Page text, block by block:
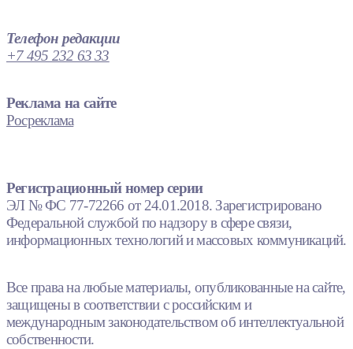
Телефон редакции
+7 495 232 63 33
Реклама на сайте
Росреклама
Регистрационный номер серии
ЭЛ № ФС 77-72266 от 24.01.2018. Зарегистрировано
Федеральной службой по надзору в сфере связи,
информационных технологий и массовых коммуникаций.
Все права на любые материалы, опубликованные на сайте,
защищены в соответствии с российским и
международным законодательством об интеллектуальной
собственности.